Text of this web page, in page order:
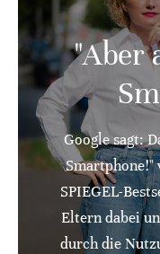
"Aber
Google sagt:
Smartphone!"
SPIEGEL-
Eltern dabei
durch die